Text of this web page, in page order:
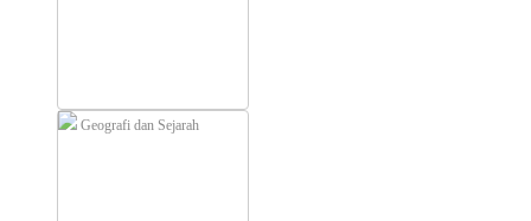
Geografi dan Sejarah